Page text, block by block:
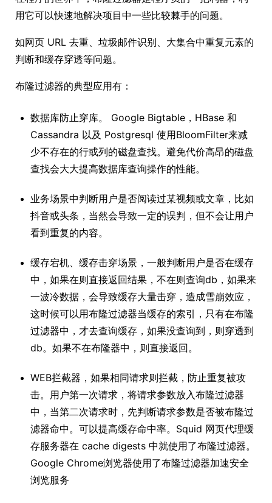
用它可以快速地解决项目中一些比较棘手的问题。
如网页 URL 去重、垃圾邮件识别、大集合中重复元素的
判断和缓存穿透等问题。
布隆过滤器的典型应用有：
数据库防止穿库。 Google Bigtable，HBase 和
Cassandra 以及 Postgresql 使用BloomFilter来减
少不存在的行或列的磁盘查找。避免代价高昂的磁盘
查找会大大提高数据库查询操作的性能。
业务场景中判断用户是否阅读过某视频或文章，比如
抖音或头条，当然会导致一定的误判，但不会让用户
看到重复的内容。
缓存宕机、缓存击穿场景，一般判断用户是否在缓存
中，如果在则直接返回结果，不在则查询db，如果来
一波冷数据，会导致缓存大量击穿，造成雪崩效应，
这时候可以用布隆过滤器当缓存的索引，只有在布隆
过滤器中，才去查询缓存，如果没查询到，则穿透到
db。如果不在布隆器中，则直接返回。
WEB拦截器，如果相同请求则拦截，防止重复被攻
击。用户第一次请求，将请求参数放入布隆过滤器
中，当第二次请求时，先判断请求参数是否被布隆过
滤器命中。可以提高缓存命中率。Squid 网页代理缓
存服务器在 cache digests 中就使用了布隆过滤器。
Google Chrome浏览器使用了布隆过滤器加速安全
浏览服务